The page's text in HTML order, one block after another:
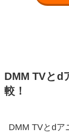
DMM TVとd
較！
DMM TVとdア